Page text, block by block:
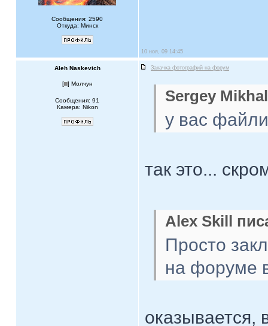
Сообщения: 2590
Откуда: Минск
10 ноя, 09 14:45
Aleh Naskevich Закачка фотографий на форум
[ ] Молчун
Сообщения: 91
Камера: Nikon
Sergey
у вас
так это...
Alex Skill
Просто
на форуме
оказывается,